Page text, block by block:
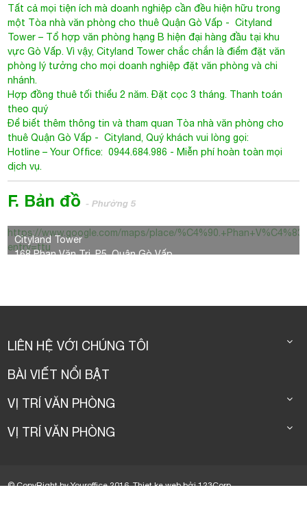
Tất cả mọi tiện ích mà doanh nghiệp cần đều hiện hữu trong
một Tòa nhà văn phòng cho thuê Quận Gò Vấp -Cityland
Tower – Tổ hợp văn phòng hạng B hiện đại hàng đầu tại khu
vực Gò Vấp. Vì vậy, Cityland Tower chắc chắn là điểm đặt văn
phòng lý tưởng cho mọi doanh nghiệp đặt văn phòng và chi
nhánh.
Hợp đồng thuê tối thiểu 2 năm. Đặt cọc 3 tháng. Thanh toán
theo quý
Để biết thêm thông tin và tham quan Tòa nhà văn phòng cho
thuê Quận Gò Vấp -Cityland, Quý khách vui lòng gọi:
Hotline – Your Office: 0944.684.986 - Miễn phí hoàn toàn mọi
dịch vụ.
F. Bản đồ- Phường 5
Cityland Tower
168 Phan Văn Trị, P.5, Quận Gò Vấp
https://www.google.com/maps/place/
entry=ttu
LIÊN HỆ VỚI CHÚNG TÔI
BÀI VIẾT NỔI BẬT
VỊ TRÍ VĂN PHÒNG
VỊ TRÍ VĂN PHÒNG
© CopyRight by Youroffice 2016.Thiet ke webbởi123Corp